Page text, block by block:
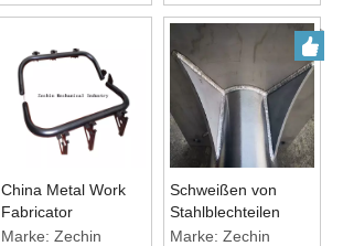
China Metal Work
Fabricator
Herstellung von
Marke: Zechin
Schweißen von
Stahlblechteilen
Marke: Zechin